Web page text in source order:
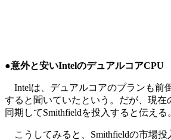
●意外と安いIntelのデュアルコアCPU
Intelは、デュアルコアのプランも前
すると聞いていたという。だが、現在
同期してSmithfieldを投入すると伝える
こうしてみると、Smithfieldの市場投